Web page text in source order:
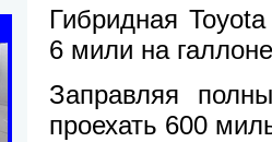
Гибридная
6 мили на
Заправляя
проехать 600